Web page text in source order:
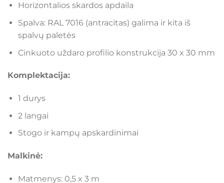
Horizontalios skardos apdaila
Spalva: RAL 7016 (antracitas) galima ir kita iš
spalvų paletės
Cinkuoto uždaro profilio konstrukcija 30 x 30 mm
Komplektacija:
1 durys
2 langai
Stogo ir kampų apskardinimai
Malkinė:
Matmenys: 0,5 x 3 m